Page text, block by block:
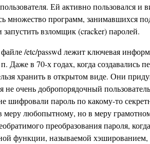
Ей активно пользовался
множество программ, занимавшихся
взломщик (cracker) паролей.
/etc/passwd лежит ключевая
Даже в 70-х годах, когда создавались
хранить в открытом виде. Они
не очень добропорядочный
шифровали пароль по какому-то
меру любопытному, но в меру
преобразования пароля,
функции, называемой хэшированием,